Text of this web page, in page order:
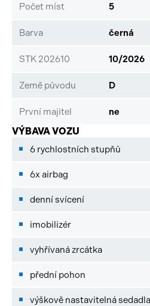
Počet míst 5
Barva černá
STK 202610 10/2026
Země původu D
První majitel ne
VÝBAVA VOZU
6 rychlostních stupňů
6x airbag
denní svícení
imobilizér
vyhřívaná zrcátka
přední pohon
výškově nastavitelná sedadla